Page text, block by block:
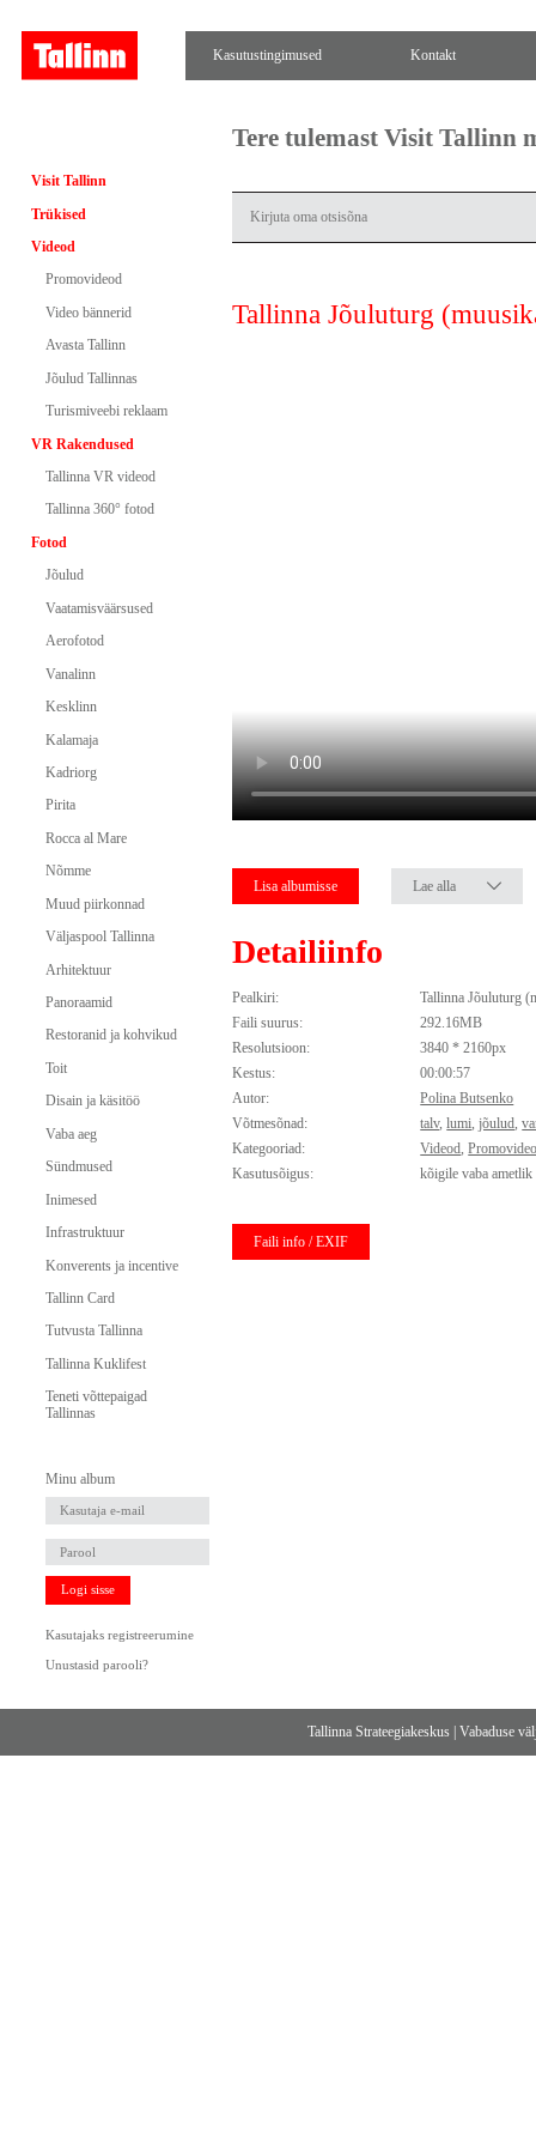
Kasutustingimused Kontakt
Visit Tallinn
Trükised
Videod
Promovideod
Video bännerid
Avasta Tallinn
Jõulud Tallinnas
Turismiveebi reklaam
VR Rakendused
Tallinna VR videod
Tallinna 360° fotod
Fotod
Jõulud
Vaatamisväärsused
Aerofotod
Vanalinn
Kesklinn
Kalamaja
Kadriorg
Pirita
Rocca al Mare
Nõmme
Muud piirkonnad
Väljaspool Tallinna
Arhitektuur
Panoraamid
Restoranid ja kohvikud
Toit
Disain ja käsitöö
Vaba aeg
Sündmused
Inimesed
Infrastruktuur
Konverents ja incentive
Tallinn Card
Tutvusta Tallinna
Tallinna Kuklifest
Teneti võttepaigad
Tallinnas
Minu album
Logi sisse
Kasutajaks registreerumine
Unustasid parooli?
Tere tulemast Visit Tallinn
Tallinna Jõuluturg
Lisa albumisse Lae alla
Detailiinfo
Pealkiri:
Tallinna Jõuluturg
Faili suurus:
292.16MB
Resolutsioon:
3840 * 2160px
Kestus:
00:00:57
Autor:
Polina Butsenko
Võtmesõnad:
talv,lumi,jõulud,
Kategooriad:
Videod,
Kasutusõigus:
kõigile vaba
Faili info / EXIF
Tallinna Strateegiakeskus |Vabaduse